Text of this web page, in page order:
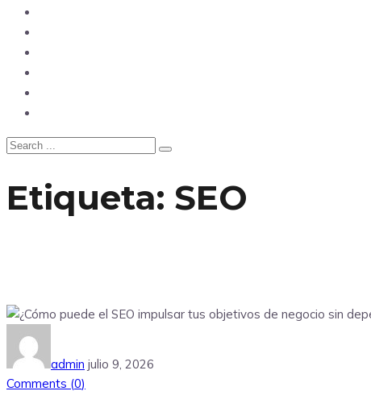
Etiqueta: SEO
admin julio 9, 2026
Comments (0)